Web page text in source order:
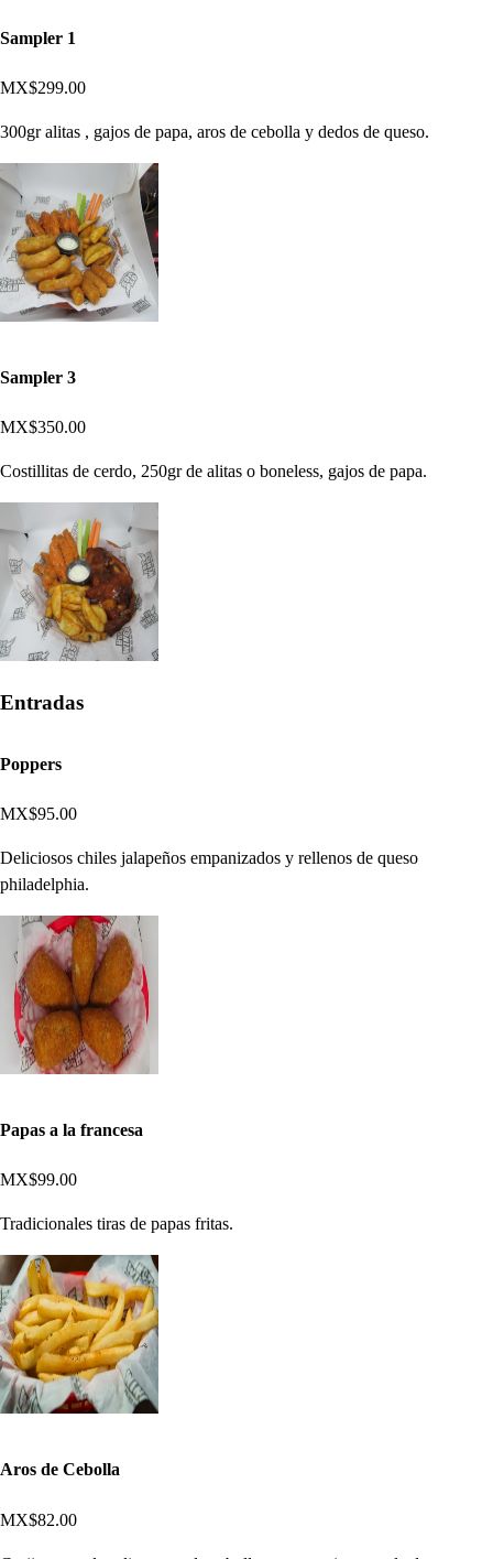
Sampler 1
MX$299.00
300gr alitas , gajos de papa, aros de cebolla y dedos de queso.
Sampler 3
MX$350.00
Costillitas de cerdo, 250gr de alitas o boneless, gajos de papa.
Entradas
Poppers
MX$95.00
Deliciosos chiles jalapeños empanizados y rellenos de queso
philadelphia.
Papas a la francesa
MX$99.00
Tradicionales tiras de papas fritas.
Aros de Cebolla
MX$82.00